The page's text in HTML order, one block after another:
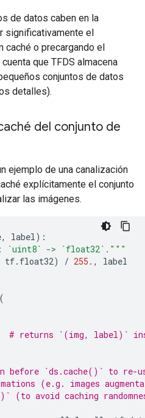
de datos caben en la
significativamente el
caché o precargando el
que TFDS almacena
conjuntos de datos
detalles).
del conjunto de
ejemplo de una canalización
explícitamente el conjunto
las imágenes.
, label):
`uint8` -> `float32`."""
tf. float32) / 255. , label
(
# returns `(img, label)`
before `ds.cache()` to re-
(e.g. images
(to avoid caching